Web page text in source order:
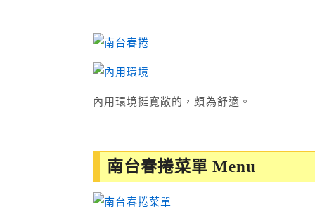
內用環境挺寬敞的，頗為舒適。
南台春捲菜單 Menu